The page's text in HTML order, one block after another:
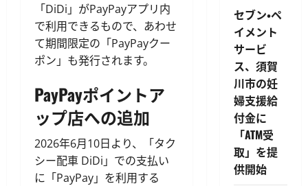
「DiDi」がPayPayアプリ内
で利用できるもので、あわせ
て期間限定の「PayPayクー
ポン」も発行されます。
PayPayポイントア
ップ店への追加
2026年6月10日より、「タク
シー配車 DiDi」での支払い
に「PayPay」を利用する
セブン・ペ
イメント
サービ
ス、須賀
川市の妊
婦支援給
付金に
「ATM受
取」を提
供開始